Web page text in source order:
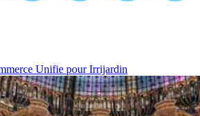
Unifie pour Irrijardin